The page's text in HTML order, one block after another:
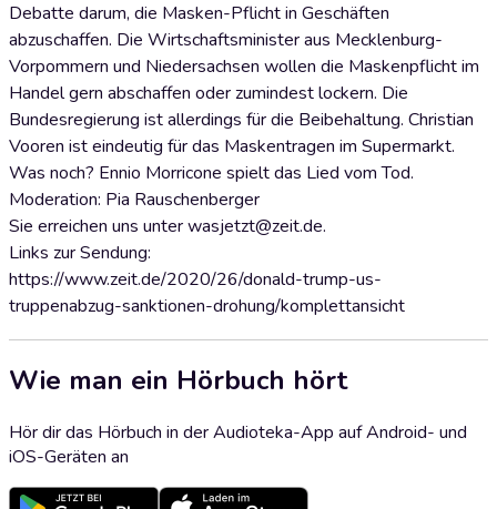
Debatte darum, die Masken-Pflicht in Geschäften
abzuschaffen. Die Wirtschaftsminister aus Mecklenburg-
Vorpommern und Niedersachsen wollen die Maskenpflicht im
Handel gern abschaffen oder zumindest lockern. Die
Bundesregierung ist allerdings für die Beibehaltung. Christian
Vooren ist eindeutig für das Maskentragen im Supermarkt.
Was noch? Ennio Morricone spielt das Lied vom Tod.
Moderation: Pia Rauschenberger
Sie erreichen uns unter wasjetzt@zeit.de.
Links zur Sendung:
https://www.zeit.de/2020/26/donald-trump-us-
truppenabzug-sanktionen-drohung/komplettansicht
Wie man ein Hörbuch hört
Hör dir das Hörbuch in der Audioteka-App auf Android- und
iOS-Geräten an